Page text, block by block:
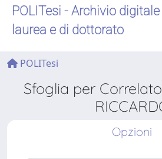
POLITesi - Archivio
laurea e di dottorato
POLITesi
Sfoglia per
Opzioni